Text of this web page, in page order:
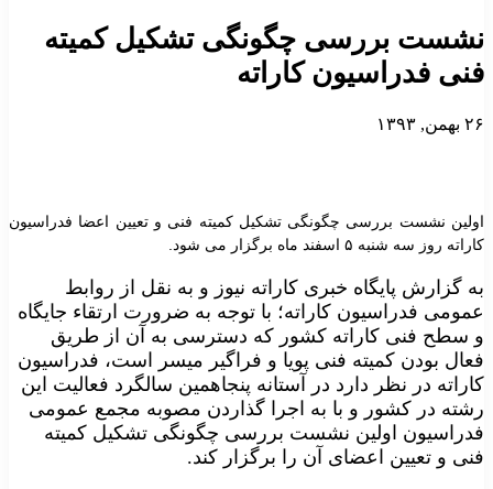
نشست بررسی چگونگی تشکیل کمیته
فنی فدراسیون کاراته
۲۶ بهمن, ۱۳۹۳
اولین نشست بررسی چگونگی تشکیل کمیته فنی و تعیین اعضا فدراسیون
کاراته روز سه شنبه ۵ اسفند ماه برگزار می شود.
به گزارش پایگاه خبری کاراته نیوز و به نقل از روابط
عمومی فدراسیون کاراته؛ با توجه به ضرورت ارتقاء جایگاه
و سطح فنی کاراته کشور که دسترسی به آن از طریق
فعال بودن کمیته فنی پویا و فراگیر میسر است، فدراسیون
کاراته در نظر دارد در آستانه پنجاهمین سالگرد فعالیت این
رشته در کشور و با به اجرا گذاردن مصوبه مجمع عمومی
فدراسیون اولین نشست بررسی چگونگی تشکیل کمیته
فنی و تعیین اعضای آن را برگزار کند.